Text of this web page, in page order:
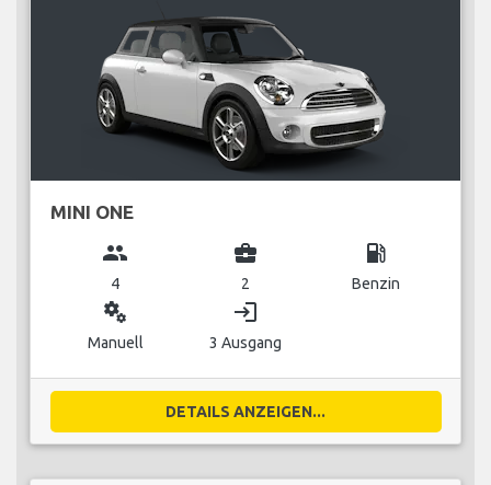
MINI ONE
group
4
business_center
2
local_gas_station
Benzin
miscellaneous_services
Manuell
login
3 Ausgang
DETAILS ANZEIGEN...